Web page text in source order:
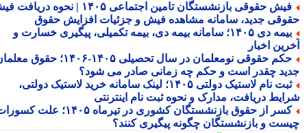
فیش حقوقی بازنشستگان تامین اجتماعی ۱۴۰۵ | نحوه دریافت فیش
جدید، سامانه مشاهده فیش و جزئیات افزایش حقوق
بیمه دی ۱۴۰۵؛ سامانه بیمه دی، بیمه تکمیلی، پیگیری خسارت و
اخبار
حکم حقوقی نومعلمان در سال تحصیلی ۱۴۰۵-۱۴۰۶؛ حقوق معلمان
چقدر است و حکم چه زمانی صادر می شود؟
ثبت نام لاستیک دولتی ۱۴۰۵؛ لینک سامانه خرید لاستیک دولتی،
دریافت، مدارک و نحوه ثبت نام اینترنتی
کسر از حقوق بازنشستگان کشوری در تیرماه ۱۴۰۵؛ علت کسورات
و بازنشستگان چگونه پیگیری کنند؟